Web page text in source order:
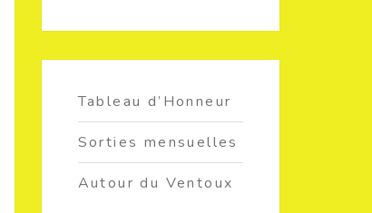
Tableau d’Honneur
Sorties mensuelles
Autour du Ventoux